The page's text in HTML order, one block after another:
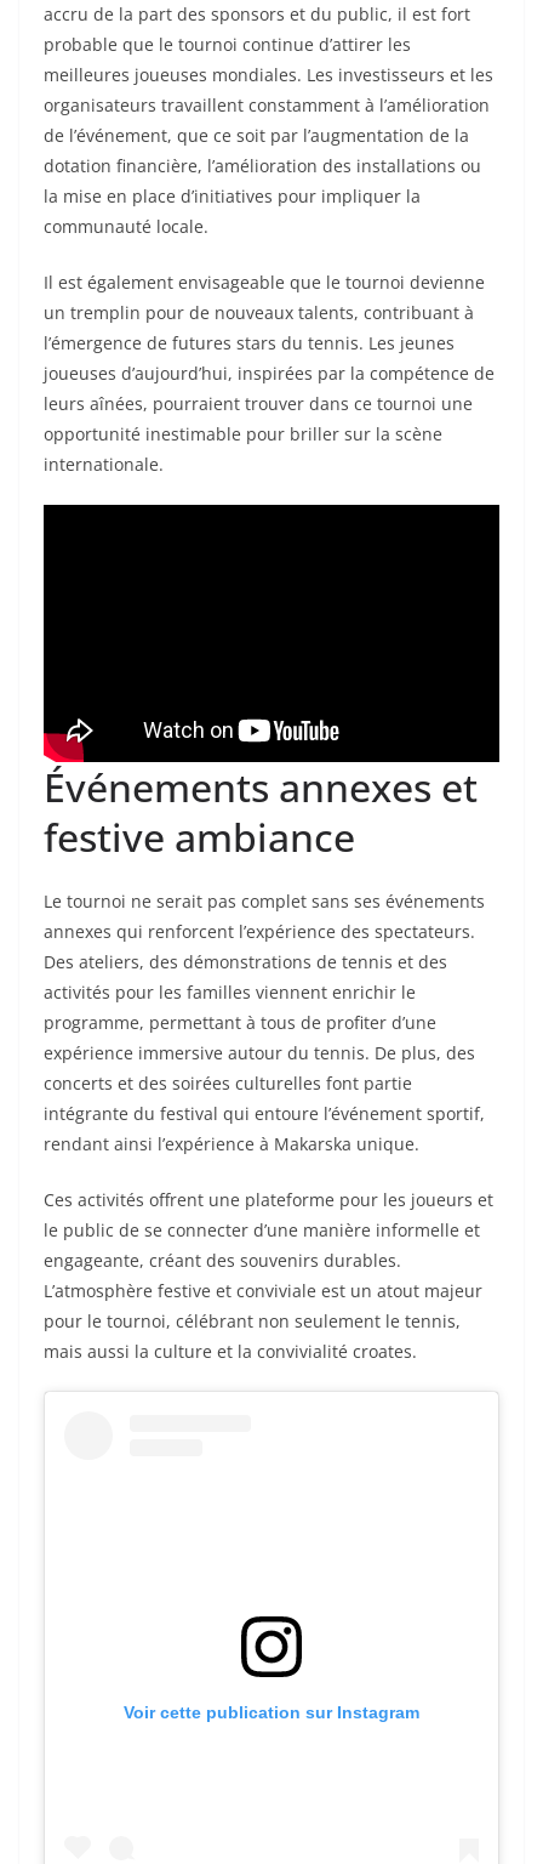
accru de la part des sponsors et du public, il est fort
probable que le tournoi continue d’attirer les
meilleures joueuses mondiales. Les investisseurs et les
organisateurs travaillent constamment à l’amélioration
de l’événement, que ce soit par l’augmentation de la
dotation financière, l’amélioration des installations ou
la mise en place d’initiatives pour impliquer la
communauté locale.
Il est également envisageable que le tournoi devienne
un tremplin pour de nouveaux talents, contribuant à
l’émergence de futures stars du tennis. Les jeunes
joueuses d’aujourd’hui, inspirées par la compétence de
leurs aînées, pourraient trouver dans ce tournoi une
opportunité inestimable pour briller sur la scène
internationale.
Événements annexes et
festive ambiance
Le tournoi ne serait pas complet sans ses événements
annexes qui renforcent l’expérience des spectateurs.
Des ateliers, des démonstrations de tennis et des
activités pour les familles viennent enrichir le
programme, permettant à tous de profiter d’une
expérience immersive autour du tennis. De plus, des
concerts et des soirées culturelles font partie
intégrante du festival qui entoure l’événement sportif,
rendant ainsi l’expérience à Makarska unique.
Ces activités offrent une plateforme pour les joueurs et
le public de se connecter d’une manière informelle et
engageante, créant des souvenirs durables.
L’atmosphère festive et conviviale est un atout majeur
pour le tournoi, célébrant non seulement le tennis,
mais aussi la culture et la convivialité croates.
Voir cette publication sur Instagram